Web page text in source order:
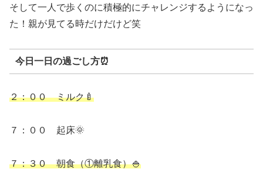
そして一人で歩くのに積極的にチャレンジするようになっ
た！親が見てる時だけだけど笑
今日一日の過ごし方⏰
２：００ ミルク🍼
７：００ 起床🌞
７：３０ 朝食（①離乳食）🍚